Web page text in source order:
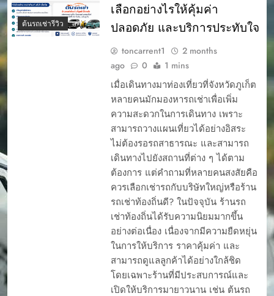
ต้นรถเช่ารีวิว
เลือกอย่างไรให้คุ้มค่า
ปลอดภัย และบริการประทับใจ
toncarrent1
2 months
ago
0 1 mins
เมื่อเดินทางมาท่องเที่ยวที่จังหวัดภูเก็ต
หลายคนมักมองหารถเช่าเพื่อเพิ่ม
ความสะดวกในการเดินทาง เพราะ
สามารถวางแผนเที่ยวได้อย่างอิสระ
ไม่ต้องรอรถสาธารณะ และสามารถ
เดินทางไปยังสถานที่ต่าง ๆ ได้ตาม
ต้องการ แต่คำถามที่หลายคนสงสัยคือ
ควรเลือกเช่ารถกับบริษัทใหญ่หรือร้าน
รถเช่าท้องถิ่นดี? ในปัจจุบัน ร้านรถ
เช่าท้องถิ่นได้รับความนิยมมากขึ้น
อย่างต่อเนื่อง เนื่องจากมีความยืดหยุ่น
ในการให้บริการ ราคาคุ้มค่า และ
สามารถดูแลลูกค้าได้อย่างใกล้ชิด
โดยเฉพาะร้านที่มีประสบการณ์และ
เปิดให้บริการมายาวนาน เช่น ต้นรถ